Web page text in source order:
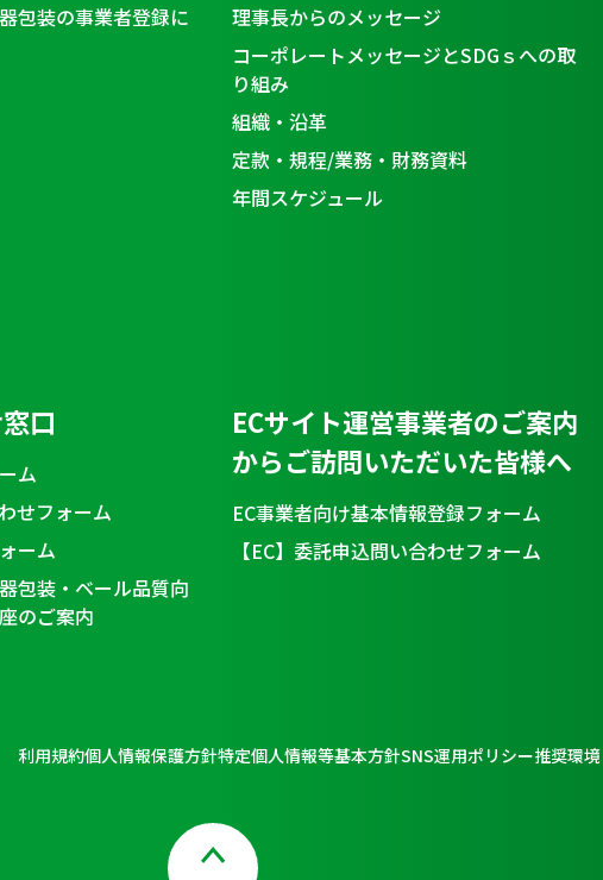
包装の事業者登録に
理事長からのメッセージ
コーポレートメッセージとSDGｓへの取
り組み
組織・沿革
定款・規程/業務・財務資料
年間スケジュール
口
ム
せフォーム
ーム
包装・ベール品質向
のご案内
ECサイト運営事業者のご案内
からご訪問いただいた皆様へ
EC事業者向け基本情報登録フォーム
【EC】委託申込問い合わせフォーム
利用規約個人情報保護方針特定個人情報等基本方針SNS運用ポリシー推奨環境